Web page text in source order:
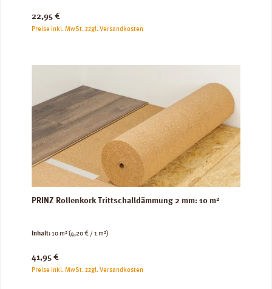
Regulärer Preis:
22,95 €
Preise inkl. MwSt. zzgl. Versandkosten
PRINZ Rollenkork Trittschalldämmung 2 mm: 10 m²
Inhalt:10 m²(4,20 € / 1 m²)
Regulärer Preis:
41,95 €
Preise inkl. MwSt. zzgl. Versandkosten